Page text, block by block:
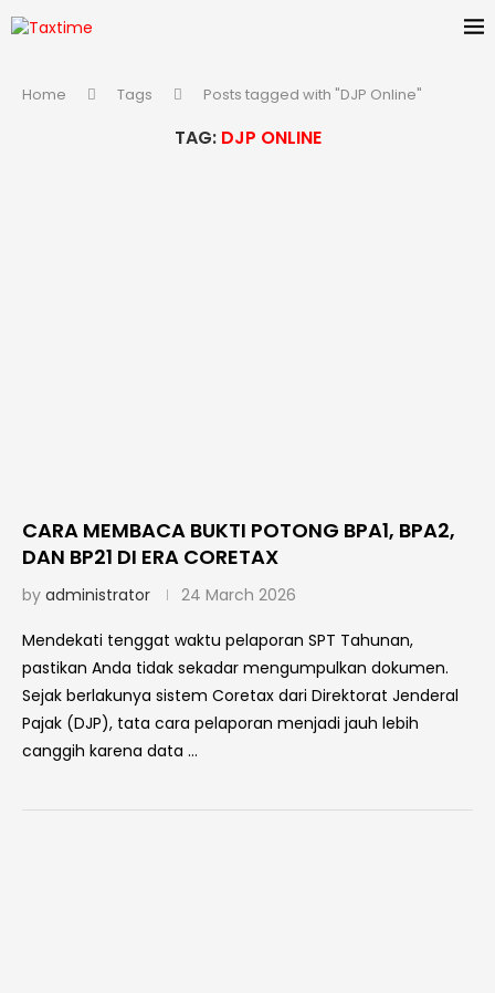
Home Tags Posts tagged with "DJP Online"
TAG: DJP ONLINE
CARA MEMBACA BUKTI POTONG BPA1, BPA2,
DAN BP21 DI ERA CORETAX
by administrator 24 March 2026
Mendekati tenggat waktu pelaporan SPT Tahunan,
pastikan Anda tidak sekadar mengumpulkan dokumen.
Sejak berlakunya sistem Coretax dari Direktorat Jenderal
Pajak (DJP), tata cara pelaporan menjadi jauh lebih
canggih karena data …